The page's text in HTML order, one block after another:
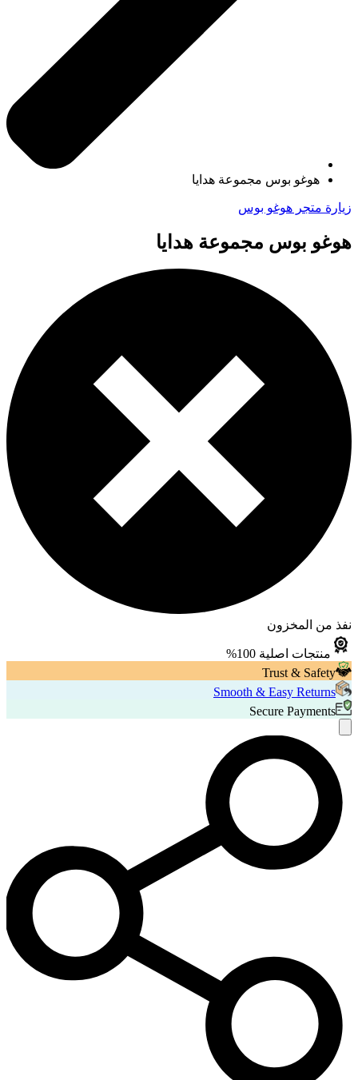
هوغو بوس مجموعة هدايا
زيارة متجر هوغو بوس
هوغو بوس مجموعة هدايا
نفذ من المخزون
منتجات اصلية 100%
Trust & Safety
Smooth & Easy Returns
Secure Payments